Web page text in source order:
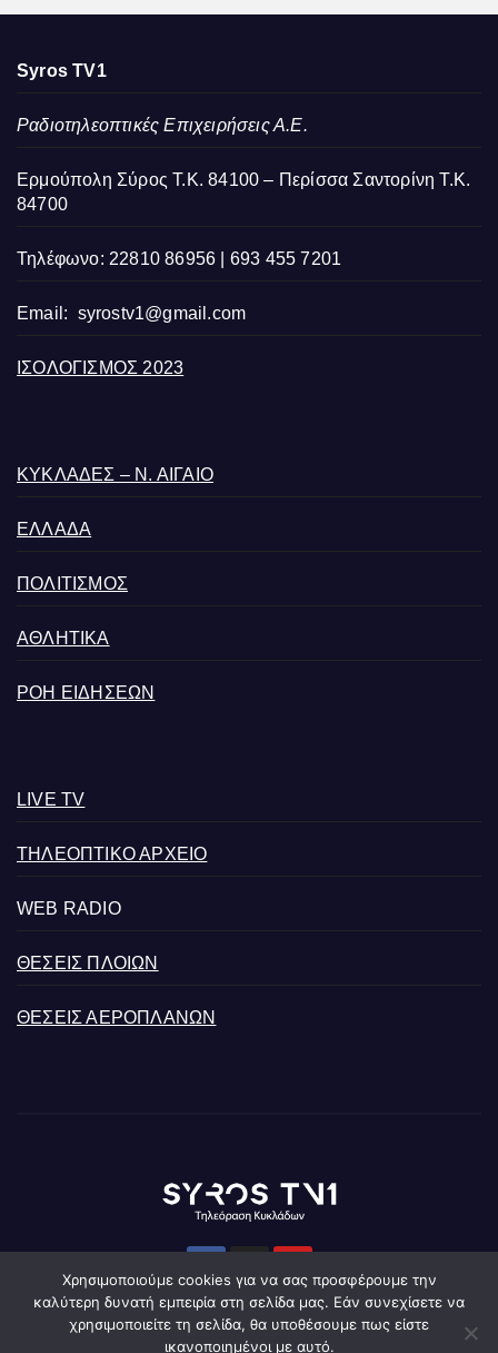
Syros TV1
Ραδιοτηλεοπτικές Επιχειρήσεις Α.Ε.
Ερμούπολη Σύρος Τ.Κ. 84100 – Περίσσα Σαντορίνη Τ.Κ.
84700
Τηλέφωνο: 22810 86956 | 693 455 7201
Email: syrostv1@gmail.com
ΙΣΟΛΟΓΙΣΜΟΣ 2023
ΚΥΚΛΑΔΕΣ – Ν. ΑΙΓΑΙΟ
ΕΛΛΑΔΑ
ΠΟΛΙΤΙΣΜΟΣ
ΑΘΛΗΤΙΚΑ
ΡΟΗ ΕΙΔΗΣΕΩΝ
LIVE TV
ΤΗΛΕΟΠΤΙΚΟ ΑΡΧΕΙΟ
WEB RADIO
ΘΕΣΕΙΣ ΠΛΟΙΩΝ
ΘΕΣΕΙΣ ΑΕΡΟΠΛΑΝΩΝ
Χρησιμοποιούμε cookies για να σας προσφέρουμε την
καλύτερη δυνατή εμπειρία στη σελίδα μας. Εάν συνεχίσετε να
χρησιμοποιείτε τη σελίδα, θα υποθέσουμε πως είστε
ικανοποιημένοι με αυτό.